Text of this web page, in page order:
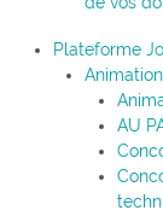
Plateforme
Animation
AU